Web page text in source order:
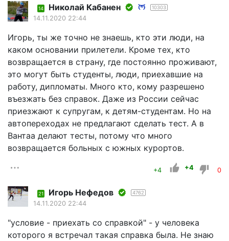
14 Николай Кабанен 10303
14.11.2020 22:44
Игорь, ты же точно не знаешь, кто эти люди, на
каком основании прилетели. Кроме тех, кто
возвращается в страну, где постоянно проживают,
это могут быть студенты, люди, приехавшие на
работу, дипломаты. Много кто, кому разрешено
въезжать без справок. Даже из России сейчас
приезжают к супругам, к детям-студентам. Но на
автопереходах не предлагают сделать тест. А в
Вантаа делают тесты, потому что много
возвращается больных с южных курортов.
+4 +4 0
21 Игорь Нефедов 4762
14.11.2020 22:44
"условие - приехать со справкой" - у человека
которого я встречал такая справка была. Не знаю